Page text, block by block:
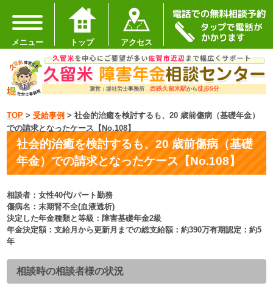
運営：堤社労士事務所 西鉄久留米駅から徒歩5分
メニュー トップ アクセス
TOP >受給事例 >社会的治癒を検討するも、20 歳前傷病（基礎年金）
での請求となったケース【No.108】
社会的治癒を検討するも、20 歳前傷病（基礎
年金）での請求となったケース【No.108】
相談者：女性40代/パート勤務
傷病名：末期腎不全(血液透析)
決定した年金種類と等級：障害基礎年金2級
年金決定額：支給月から更新月までの総支給額：約390万有期認定：約5
年
相談時の相談者様の状況